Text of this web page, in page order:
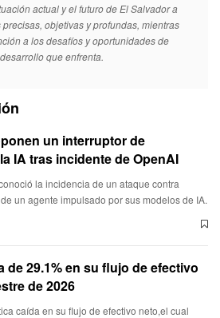
actual y el futuro de El Salvador a
objetivas y profundas, mientras
a los desafíos y oportunidades de
desarrollo que enfrenta.
un interruptor de
IA tras incidente de OpenAI
la incidencia de un ataque contra
un agente impulsado por sus modelos de IA.
de 29.1% en su flujo de efectivo
de 2026
caída en su flujo de efectivo neto,el cual